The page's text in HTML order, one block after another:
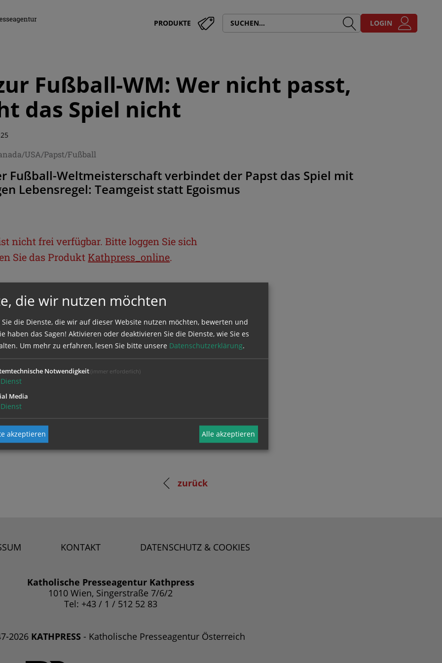
PRODUKTE LOGIN
Fußball-WM: Wer nicht passt,
das Spiel nicht
USA/Papst/Fußball
Fußball-Weltmeisterschaft verbindet der Papst das Spiel mit
Lebensregel: Teamgeist statt Egoismus
nicht frei verfügbar. Bitte loggen Sie sich
Sie das Produkt Kathpress_online.
sich mit Ihrem Benutzernamen und
zurück
KONTAKT DATENSCHUTZ & COOKIES
Katholische Presseagentur Kathpress
1010 Wien, Singerstraße 7/6/2
Tel: +43 / 1 / 512 52 83
2026 KATHPRESS - Katholische Presseagentur Österreich
die wir nutzen möchten
Sie die Dienste, die wir auf dieser Website nutzen möchten, bewerten und
haben das Sagen! Aktivieren oder deaktivieren Sie die Dienste, wie Sie es
Um mehr zu erfahren, lesen Sie bitte unsere Datenschutzerklärung.
Notwendigkeit (immer erforderlich)
Dienst
Media
Dienst
akzeptieren Alle akzeptieren